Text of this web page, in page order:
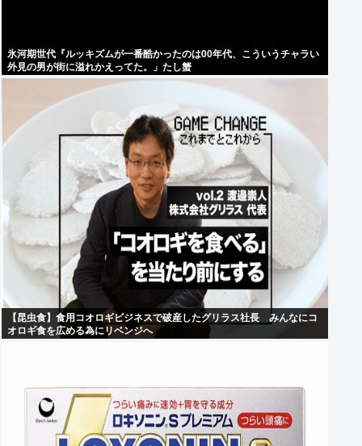
氷河期世代『ルッキズムが一番酷かったのは00年代、こういうチャラい
外見の男が街に溢れかえってた。」たし蟹
【昆虫食】食用コオロギビジネスで破産したグリラス社長 みんなにコ
オロギ食を広める為にリベンジへ